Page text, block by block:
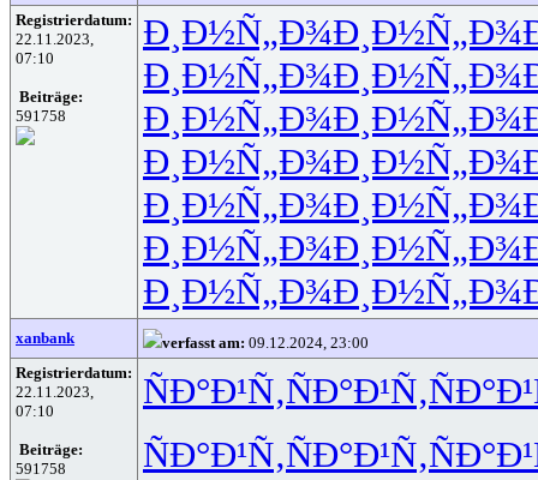
Registrierdatum:
22.11.2023,
07:10
Beiträge:
591758
Ð¸Ð½Ñ„Ð¾Ð¸Ð½Ñ„Ð¾
Ð¸Ð½Ñ„Ð¾Ð¸Ð½Ñ„Ð¾
Ð¸Ð½Ñ„Ð¾Ð¸Ð½Ñ„Ð¾
Ð¸Ð½Ñ„Ð¾Ð¸Ð½Ñ„Ð¾
Ð¸Ð½Ñ„Ð¾Ð¸Ð½Ñ„Ð¾
Ð¸Ð½Ñ„Ð¾Ð¸Ð½Ñ„Ð¾
Ð¸Ð½Ñ„Ð¾Ð¸Ð½Ñ„Ð¾
xanbank verfasst am: 09.12.2024, 23:00
Registrierdatum:
22.11.2023,
07:10
Beiträge:
591758
ÑÐ°Ð¹Ñ‚ÑÐ°Ð¹Ñ‚
ÑÐ°Ð¹Ñ‚ÑÐ°Ð¹Ñ‚